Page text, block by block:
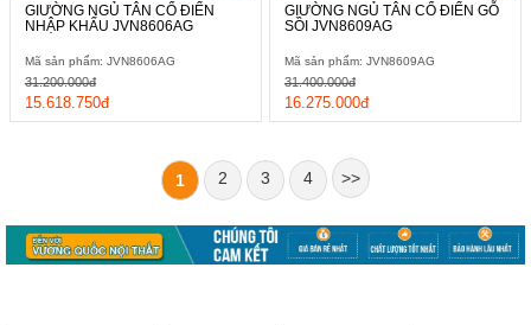
GIƯỜNG NGỦ TÂN CỔ ĐIỂN
NHẬP KHẨU JVN8606AG
Mã sản phẩm: JVN8606AG
15.618.750đ
31.200.000đ
GIƯỜNG NGỦ TÂN CỔ ĐIỂN GỖ
SỒI JVN8609AG
Mã sản phẩm: JVN8609AG
16.275.000đ
31.400.000đ
1 2 3 4 >>